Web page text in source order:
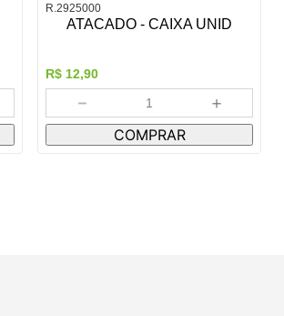
R.2925000
ATACADO - CAIXA UNID
R$ 12,90
＋
－
COMPRAR